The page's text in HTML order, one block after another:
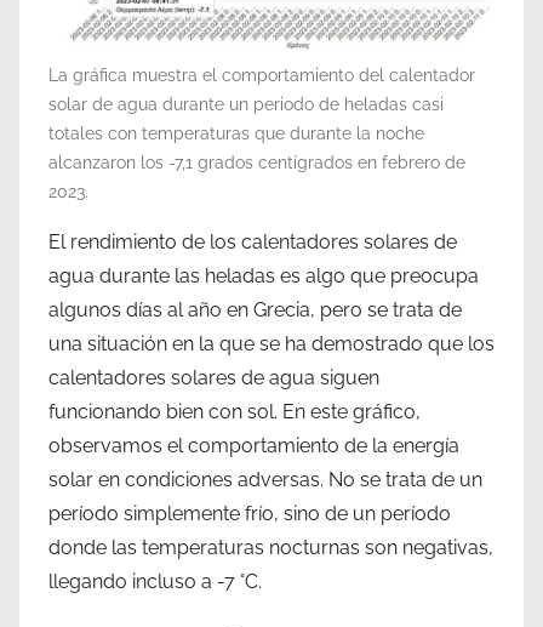
La gráfica muestra el comportamiento del calentador
solar de agua durante un periodo de heladas casi
totales con temperaturas que durante la noche
alcanzaron los -7,1 grados centígrados en febrero de
2023.
El rendimiento de los calentadores solares de
agua durante las heladas es algo que preocupa
algunos días al año en Grecia, pero se trata de
una situación en la que se ha demostrado que los
calentadores solares de agua siguen
funcionando bien con sol. En este gráfico,
observamos el comportamiento de la energía
solar en condiciones adversas. No se trata de un
período simplemente frío, sino de un período
donde las temperaturas nocturnas son negativas,
llegando incluso a -7 °C.